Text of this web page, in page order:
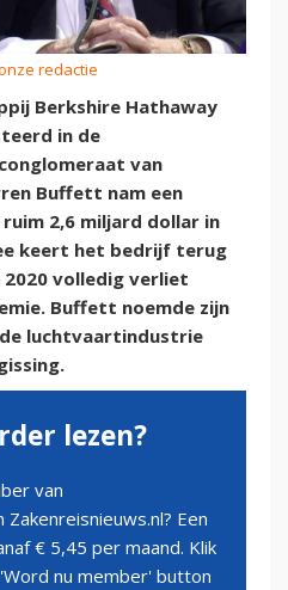
redactie
Berkshire Hathaway
in de
van
Buffett nam een
2,6 miljard dollar in
keert het bedrijf terug
volledig verliet
Buffett noemde zijn
luchtvaartindustrie
lezen?
van
Een
€ 5,45 per maand. Klik
nu member' button